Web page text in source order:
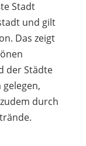
Stadt
und gilt
Das zeigt
der Städte
durch